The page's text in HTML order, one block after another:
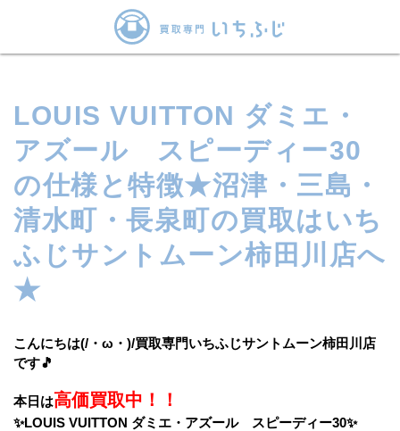
LOUIS VUITTON ダミエ・
アズール スピーディー30
の仕様と特徴★沼津・三島・
清水町・長泉町の買取はいち
ふじサントムーン柿田川店へ
★
こんにちは(/・ω・)/買取専門いちふじサントムーン柿田川店
です🎵
本日は高価買取中！！
✨LOUIS VUITTON ダミエ・アズール スピーディー30✨